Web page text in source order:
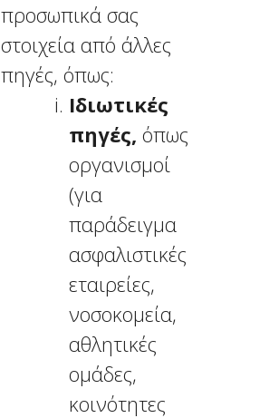
προσωπικά σας
στοιχεία από άλλες
πηγές, όπως:
Ιδιωτικές
πηγές, όπως
οργανισμοί
(για
παράδειγμα
ασφαλιστικές
εταιρείες,
νοσοκομεία,
αθλητικές
ομάδες,
κοινότητες